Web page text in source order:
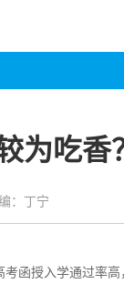
为吃香
：丁宁
函授入学通过率
业大学